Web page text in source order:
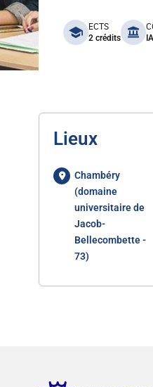
benefits
ECTS
2 crédits
Lieux
Chambéry
(domaine
universitaire de
Jacob-
Bellecombette -
73)